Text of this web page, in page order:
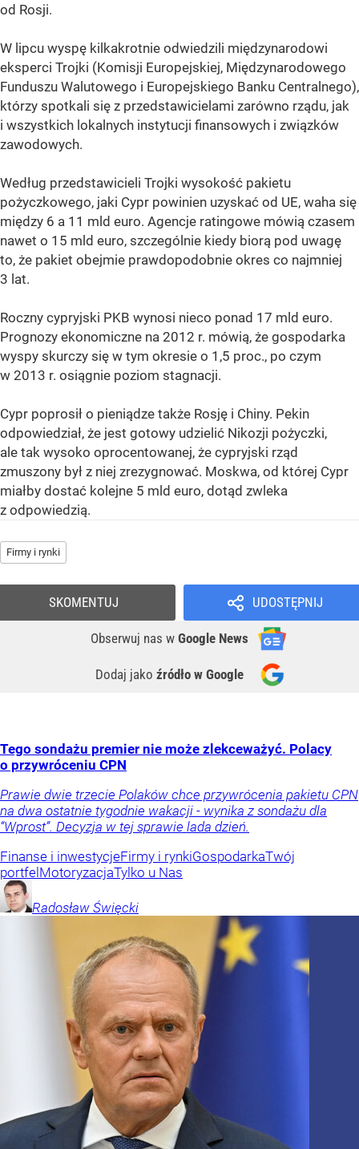
od Rosji.
W lipcu wyspę kilkakrotnie odwiedzili międzynarodowi
eksperci Trojki (Komisji Europejskiej, Międzynarodowego
Funduszu Walutowego i Europejskiego Banku Centralnego),
którzy spotkali się z przedstawicielami zarówno rządu, jak
i wszystkich lokalnych instytucji finansowych i związków
zawodowych.
Według przedstawicieli Trojki wysokość pakietu
pożyczkowego, jaki Cypr powinien uzyskać od UE, waha się
między 6 a 11 mld euro. Agencje ratingowe mówią czasem
nawet o 15 mld euro, szczególnie kiedy biorą pod uwagę
to, że pakiet obejmie prawdopodobnie okres co najmniej
3 lat.
Roczny cypryjski PKB wynosi nieco ponad 17 mld euro.
Prognozy ekonomiczne na 2012 r. mówią, że gospodarka
wyspy skurczy się w tym okresie o 1,5 proc., po czym
w 2013 r. osiągnie poziom stagnacji.
Cypr poprosił o pieniądze także Rosję i Chiny. Pekin
odpowiedział, że jest gotowy udzielić Nikozji pożyczki,
ale tak wysoko oprocentowanej, że cypryjski rząd
zmuszony był z niej zrezygnować. Moskwa, od której Cypr
miałby dostać kolejne 5 mld euro, dotąd zwleka
z odpowiedzią.
Firmy i rynki
UDOSTĘPNIJ
Obserwuj nas w Google News
Dodaj jako źródło w Google
SKOMENTUJ
Tego sondażu premier nie może zlekceważyć. Polacy
o przywróceniu CPN
Prawie dwie trzecie Polaków chce przywrócenia pakietu CPN
na dwa ostatnie tygodnie wakacji - wynika z sondażu dla
“Wprost”. Decyzja w tej sprawie lada dzień.
Finanse i inwestycjeFirmy i rynkiGospodarkaTwój
portfel MotoryzacjaTylko u Nas
Radosław Święcki